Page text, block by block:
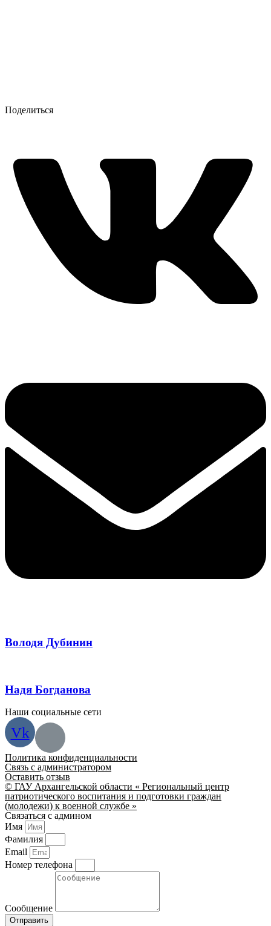
Поделиться
Володя Дубинин
Надя Богданова
Наши социальные сети
Vk
Политика конфиденциальности
Связь с администратором
Оставить отзыв
© ГАУ Архангельской области « Региональный центр
патриотического воспитания и подготовки граждан
(молодежи) к военной службе »
Связаться с админом
Имя
Фамилия
Email
Номер телефона
Сообщение
Отправить